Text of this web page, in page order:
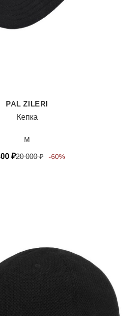
PAL ZILERI
Кепка
M
₽20 000₽ -60%